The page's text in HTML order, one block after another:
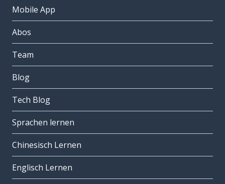
Mobile App
Abos
Team
Blog
Tech Blog
Sprachen lernen
Chinesisch Lernen
Englisch Lernen